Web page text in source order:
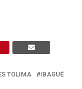
TOLIMA
IBAGUÉ